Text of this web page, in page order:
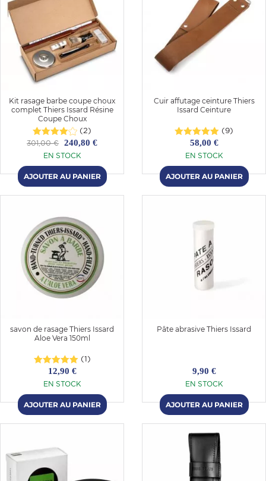
Kit rasage barbe coupe choux
complet Thiers Issard Résine
Coupe Choux
(2)
301,00 € 240,80 €
EN STOCK
Cuir affutage ceinture Thiers
Issard Ceinture
(9)
58,00 €
EN STOCK
savon de rasage Thiers Issard
Aloe Vera 150ml
(1)
12,90 €
EN STOCK
Pâte abrasive Thiers Issard
9,90 €
EN STOCK